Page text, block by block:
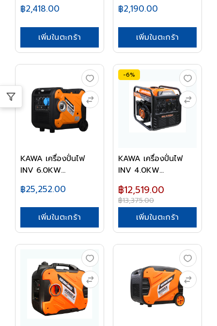
฿2,418.00
เพิ่มในตะกร้า
฿2,190.00
เพิ่มในตะกร้า
KAWA เครื่องปั่นไฟ
INV 6.0KW
฿25,252.00
เพิ่มในตะกร้า
-6%
KAWA เครื่องปั่นไฟ
INV 4.0KW
฿12,519.00
฿13,375.00
เพิ่มในตะกร้า